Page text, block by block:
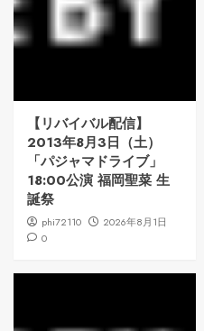
【リバイバル配信】
2013年8月3日（土）
「パジャマドライブ」
18:00公演 福岡聖菜 生
誕祭
phi72110
2026年8月1日
0